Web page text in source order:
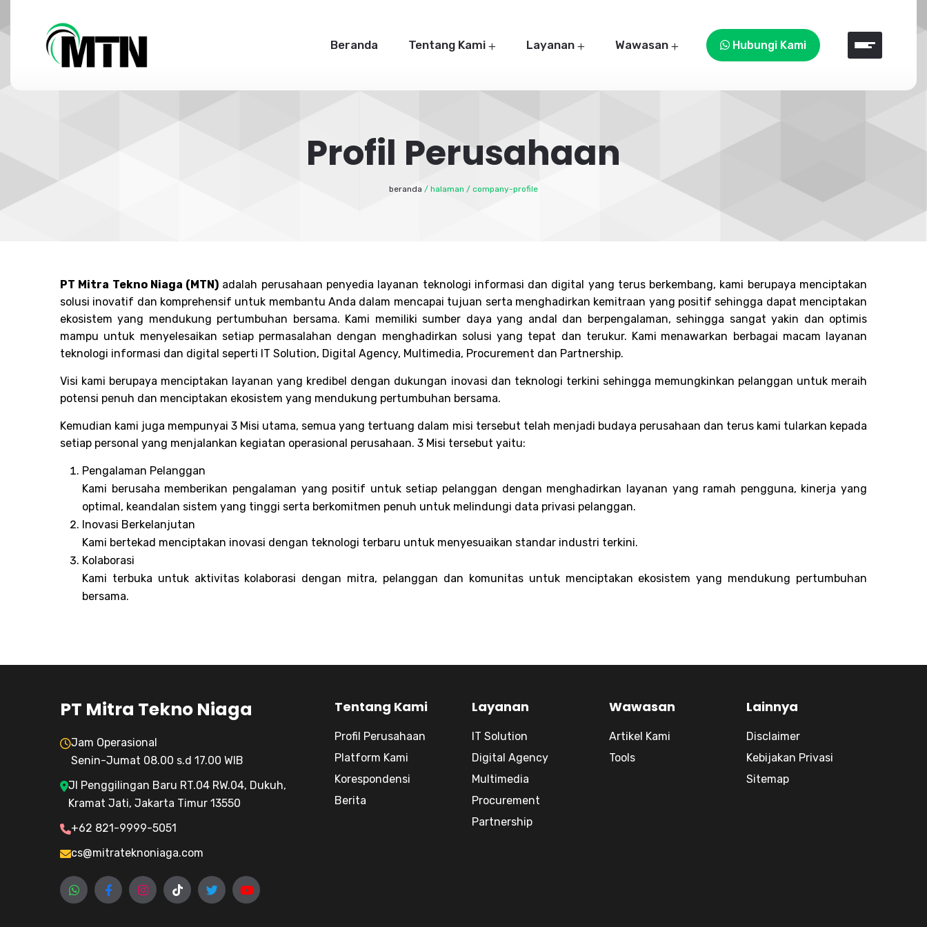
Beranda Tentang Kami Layanan Wawasan Hubungi Kami
Profil Perusahaan
beranda / halaman / company-profile
PT Mitra Tekno Niaga (MTN) adalah perusahaan penyedia layanan teknologi informasi dan digital yang terus berkembang, kami berupaya menciptakan
solusi inovatif dan komprehensif untuk membantu Anda dalam mencapai tujuan serta menghadirkan kemitraan yang positif sehingga dapat menciptakan
ekosistem yang mendukung pertumbuhan bersama. Kami memiliki sumber daya yang andal dan berpengalaman, sehingga sangat yakin dan optimis
mampu untuk menyelesaikan setiap permasalahan dengan menghadirkan solusi yang tepat dan terukur. Kami menawarkan berbagai macam layanan
teknologi informasi dan digital seperti IT Solution, Digital Agency, Multimedia, Procurement dan Partnership.
Visi kami berupaya menciptakan layanan yang kredibel dengan dukungan inovasi dan teknologi terkini sehingga memungkinkan pelanggan untuk meraih
potensi penuh dan menciptakan ekosistem yang mendukung pertumbuhan bersama.
Kemudian kami juga mempunyai 3 Misi utama, semua yang tertuang dalam misi tersebut telah menjadi budaya perusahaan dan terus kami tularkan kepada
setiap personal yang menjalankan kegiatan operasional perusahaan. 3 Misi tersebut yaitu:
Pengalaman Pelanggan
Kami berusaha memberikan pengalaman yang positif untuk setiap pelanggan dengan menghadirkan layanan yang ramah pengguna, kinerja yang
optimal, keandalan sistem yang tinggi serta berkomitmen penuh untuk melindungi data privasi pelanggan.
Inovasi Berkelanjutan
Kami bertekad menciptakan inovasi dengan teknologi terbaru untuk menyesuaikan standar industri terkini.
Kolaborasi
Kami terbuka untuk aktivitas kolaborasi dengan mitra, pelanggan dan komunitas untuk menciptakan ekosistem yang mendukung pertumbuhan
bersama.
PT Mitra Tekno Niaga
Jam Operasional
Senin-Jumat 08.00 s.d 17.00 WIB
Jl Penggilingan Baru RT.04 RW.04, Dukuh,
Kramat Jati, Jakarta Timur 13550
+62 821-9999-5051
cs@mitrateknoniaga.com
Tentang Kami
Profil Perusahaan
Platform Kami
Korespondensi
Berita
Layanan
IT Solution
Digital Agency
Multimedia
Procurement
Partnership
Wawasan
Artikel Kami
Tools
Lainnya
Disclaimer
Kebijakan Privasi
Sitemap